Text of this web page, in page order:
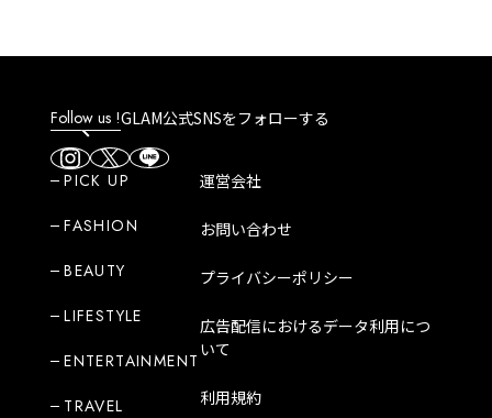
Follow us !GLAM公式SNSをフォローする
PICK UP
FASHION
BEAUTY
LIFESTYLE
ENTERTAINMENT
TRAVEL
運営会社
お問い合わせ
プライバシーポリシー
広告配信におけるデータ利用につ
いて
利用規約